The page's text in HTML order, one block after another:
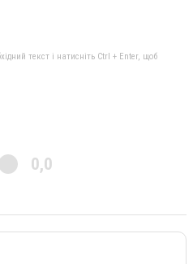
текст і натисніть Ctrl + Enter, щоб
0,0